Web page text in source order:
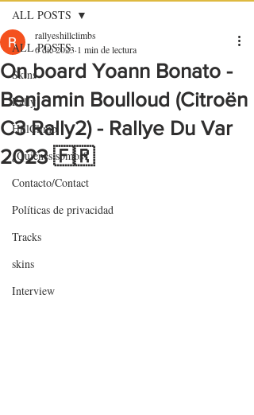
ALL POSTS
Skins
Rally
HillClimb
¿Quiénes somos?
Contacto/Contact
Políticas de privacidad
Tracks
skins
Interview
ALL POSTS
On board Yoann Bonato -
Benjamin Boulloud (Citroën
C3 Rally2) - Rallye Du Var
2023 🇫🇷
rallyeshillclimbs
6 dic 2023 1 min de lectura